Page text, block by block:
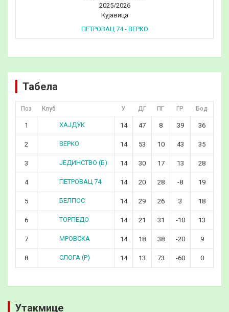
2025/2026
Кујавица
ПЕТРОВАЦ 74 - ВЕРКО
Табела
Поз Клуб У ДГ ПГ ГР Бод
1 ХАЈДУК 14 47 8 39 36
2 ВЕРКО 14 53 10 43 35
3 ЈЕДИНСТВО (Б) 14 30 17 13 28
4 ПЕТРОВАЦ 74 14 20 28 -8 19
5 БЕЛПОС 14 29 26 3 18
6 ТОРПЕДО 14 21 31 -10 13
7 МРОВСКА 14 18 38 -20 9
8 СЛОГА (Р) 14 13 73 -60 0
Утакмице